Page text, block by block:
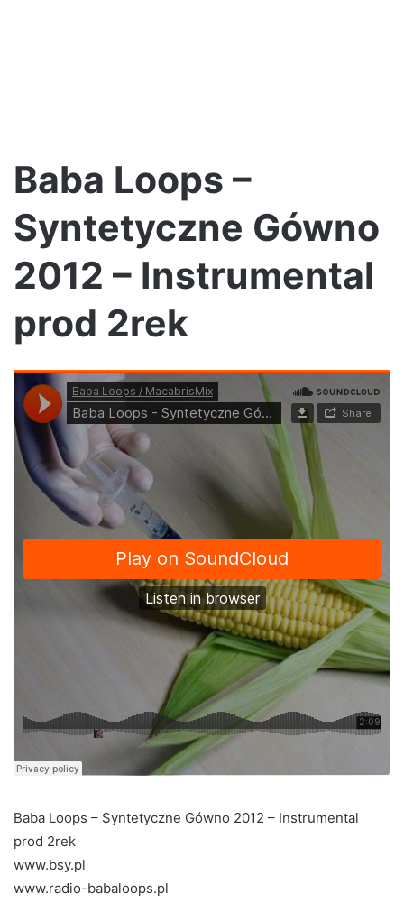
Baba Loops –
Syntetyczne Gówno
2012 – Instrumental
prod 2rek
Baba Loops – Syntetyczne Gówno 2012 – Instrumental
prod 2rek
www.bsy.pl
www.radio-babaloops.pl